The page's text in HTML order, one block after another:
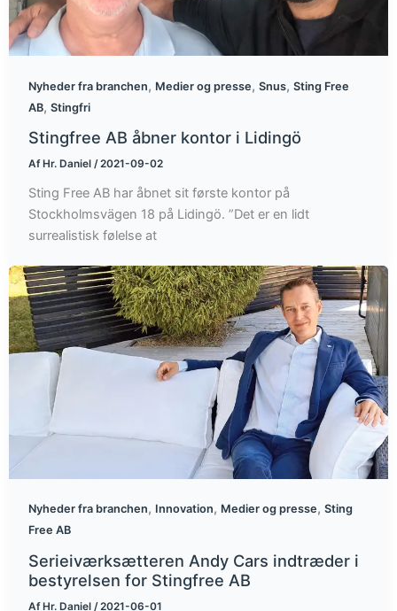
Nyheder fra branchen, Medier og presse, Snus, Sting Free
AB, Stingfri
Stingfree AB åbner kontor i Lidingö
Af Hr. Daniel /2021-09-02
Sting Free AB har åbnet sit første kontor på
Stockholmsvägen 18 på Lidingö. ”Det er en lidt
surrealistisk følelse at
Nyheder fra branchen, Innovation, Medier og presse, Sting
Free AB
Serieiværksætteren Andy Cars indtræder i
bestyrelsen for Stingfree AB
Af Hr. Daniel /2021-06-01